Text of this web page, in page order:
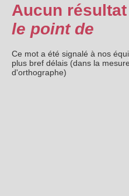
Aucun
le point de
Ce mot a été signalé à nos
plus bref délais (dans la
d'orthographe)